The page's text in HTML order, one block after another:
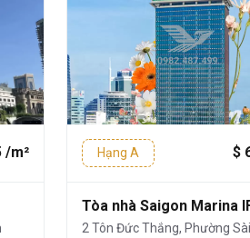
/m² Hạng A $
Tòa nhà Saigon Marina
2 Tôn Đức Thắng, Phường